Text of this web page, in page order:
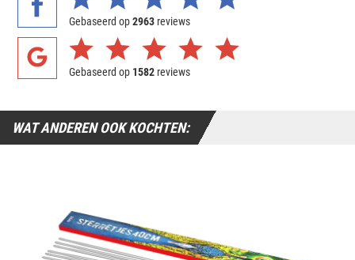
Gebaseerd op2963 reviews
Gebaseerd op 1582 reviews
WAT ANDEREN OOK KOCHTEN: